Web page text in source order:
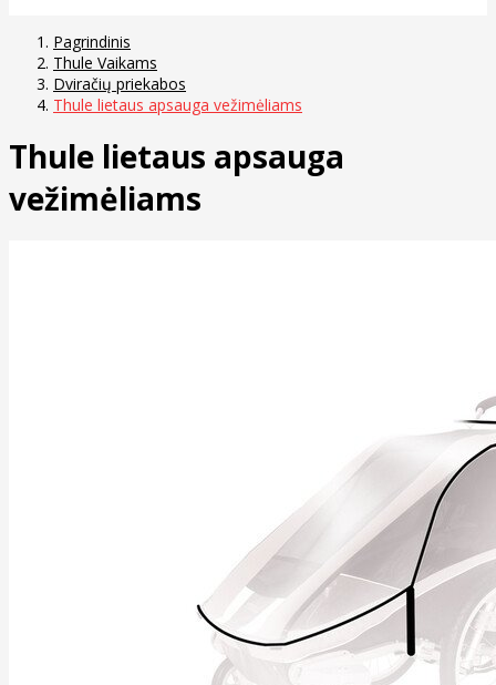
Pagrindinis
Thule Vaikams
Dviračių priekabos
Thule lietaus apsauga vežimėliams
Thule lietaus apsauga
vežimėliams